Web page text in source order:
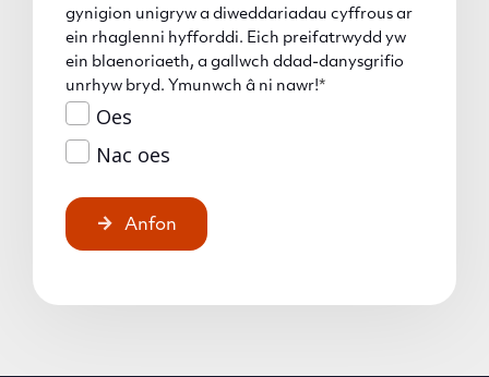
gynigion unigryw a diweddariadau cyffrous ar
ein rhaglenni hyfforddi. Eich preifatrwydd yw
ein blaenoriaeth, a gallwch ddad-danysgrifio
unrhyw bryd. Ymunwch â ni nawr!
Oes
Nac oes
Anfon